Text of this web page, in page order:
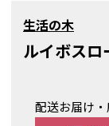
生活の木
ルイボスロ
配送お届け